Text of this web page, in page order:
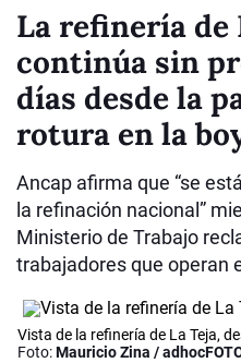
La refinería de
continúa sin
días desde la
rotura en la
Ancap afirma que “se
la refinación nacional”
Ministerio de Trabajo
trabajadores que operan
Vista de la refinería de La Teja,
Foto:Mauricio Zina /